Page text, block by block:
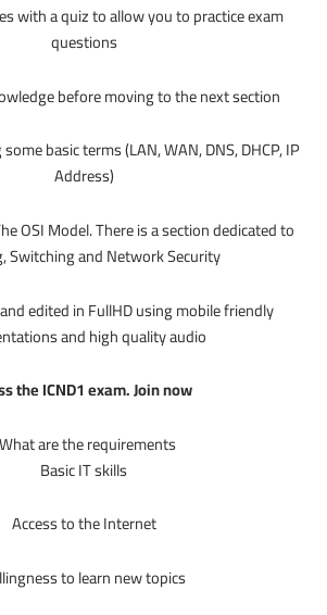
with a quiz to allow you to practice exam
questions
before moving to the next section.
basic terms (LAN, WAN, DNS, DHCP, IP
Address)
OSI Model. There is a section dedicated to
Switching and Network Security.
edited in FullHD using mobile friendly
and high quality audio.
the ICND1 exam. Join now!
What are the requirements?
Basic IT skills
Access to the Internet
to learn new topics